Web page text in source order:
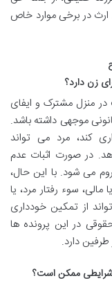
ارث در برخی موارد خاص
زن دارد؟
در منزل مشترک و ایفای
موجهی داشته باشد.
کند، مرد می تواند
در صورت اثبات عدم
می شود. با این حال،
سوء رفتار مرد، یا
از تمکین خودداری
در این پرونده ها
دارد.
شرایطی ممکن است؟